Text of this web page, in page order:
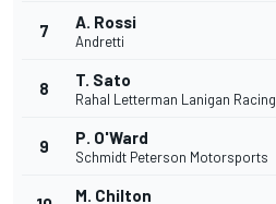
7 A. Rossi
Andretti
8 T. Sato
Rahal Letterman Lanigan Racing
9 P. O'Ward
Schmidt Peterson Motorsports
M. Chilton